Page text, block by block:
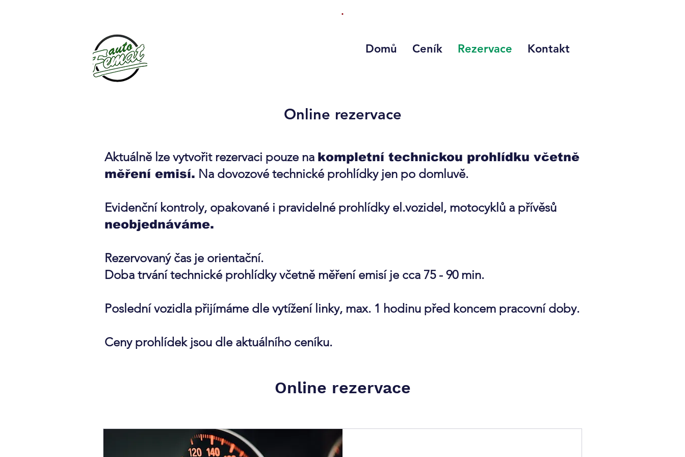
.
Domů Ceník Rezervace Kontakt
Online rezervace
Online rezervace
Aktuálně lze vytvořit rezervaci pouze na kompletní technickou prohlídku včetně
měření emisí. Na dovozové technické prohlídky jen po domluvě.
Evidenční kontroly, opakované i pravidelné prohlídky el.vozidel, motocyklů a přívěsů
neobjednáváme.
Rezervovaný čas je orientační.
Doba trvání technické prohlídky včetně měření emisí je cca 75 - 90 min.
Poslední vozidla přijímáme dle vytížení linky, max. 1 hodinu před koncem pracovní doby.
Ceny prohlídek jsou dle aktuálního ceníku.